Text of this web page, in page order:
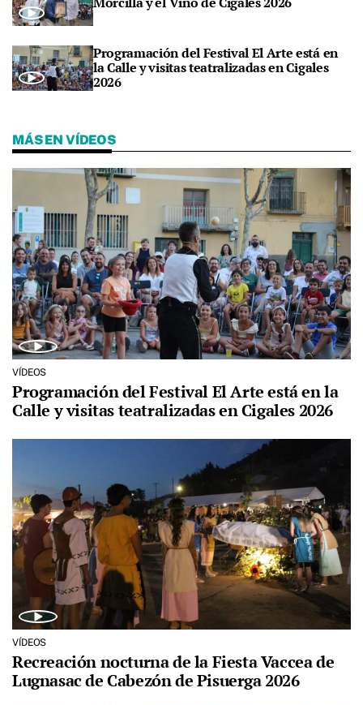
Programación del Festival El Arte está en
la Calle y visitas teatralizadas en Cigales
2026
MÁS EN VÍDEOS
VÍDEOS
Programación del Festival El Arte está en la
Calle y visitas teatralizadas en Cigales 2026
VÍDEOS
Recreación nocturna de la Fiesta Vaccea de
Lugnasac de Cabezón de Pisuerga 2026